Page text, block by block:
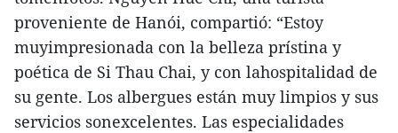
proveniente de Hanói, compartió: “Estoy
muyimpresionada con la belleza prístina y
poética de Si Thau Chai, y con lahospitalidad de
su gente. Los albergues están muy limpios y sus
servicios sonexcelentes. Las especialidades